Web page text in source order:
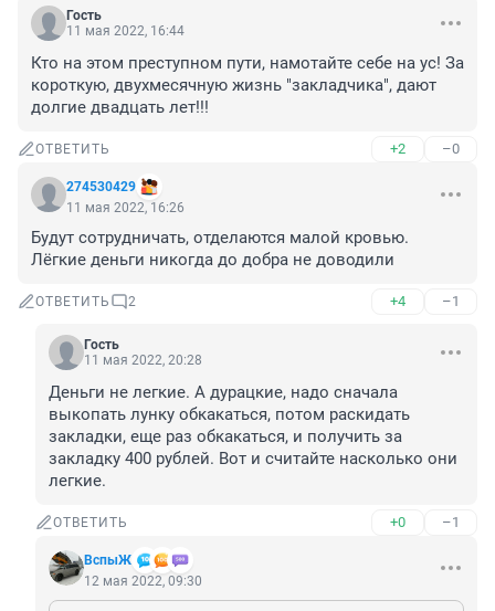
Гость
11 мая 2022, 16:44
Кто на этом преступном пути, намотайте себе на ус! За
короткую, двухмесячную жизнь "закладчика", дают
долгие двадцать лет!!!
ОТВЕТИТЬ +2 –0
274530429
11 мая 2022, 16:26
Будут сотрудничать, отделаются малой кровью.
Лёгкие деньги никогда до добра не доводили
ОТВЕТИТЬ 2 +4 –1
Гость
11 мая 2022, 20:28
Деньги не легкие. А дурацкие, надо сначала
выкопать лунку обкакаться, потом раскидать
закладки, еще раз обкакаться, и получить за
закладку 400 рублей. Вот и считайте насколько они
легкие.
ОТВЕТИТЬ +0 –1
ВспыЖ
12 мая 2022, 09:30